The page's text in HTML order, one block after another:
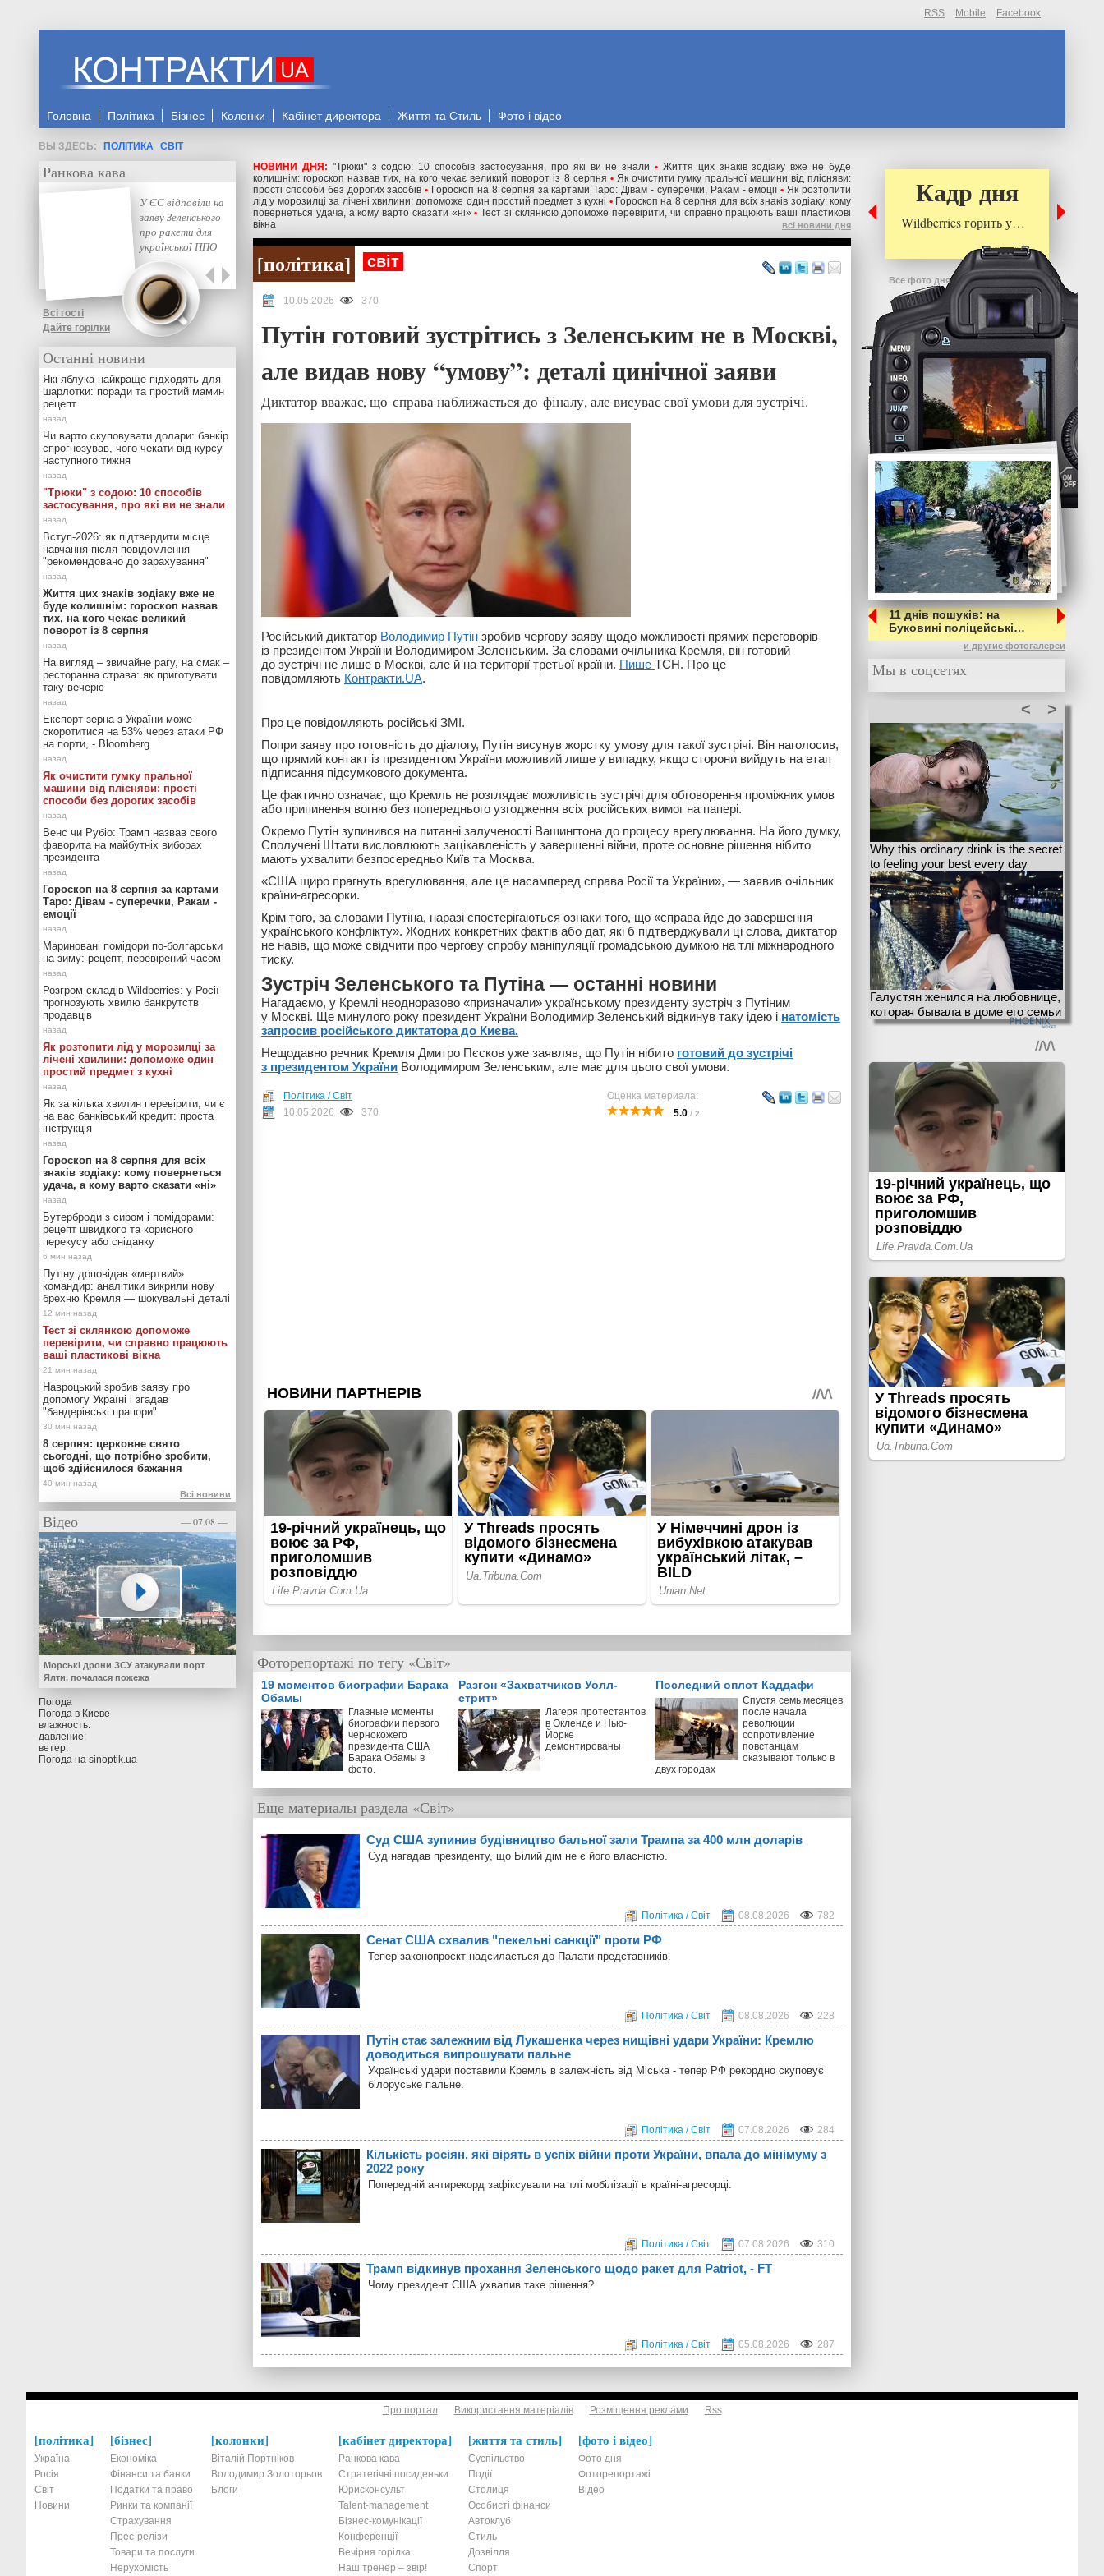
RSS Mobile Facebook
Головна Політика Бізнес Колонки Кабінет директора Життя та Стиль Фото і відео
ПОЛІТИКА СВІТ
НОВИНИ ДНЯ: "Трюки" з содою: 10 способів застосування, про які ви не знали • Життя цих знаків зодіаку вже не буде
колишнім: гороскоп назвав тих, на кого чекає великий поворот із 8 серпня • Як очистити гумку пральної машини від плісняви:
прості способи без дорогих засобів • Гороскоп на 8 серпня за картами Таро: Дівам - суперечки, Ракам - емоції • Як розтопити
лід у морозилці за лічені хвилини: допоможе один простий предмет з кухні • Гороскоп на 8 серпня для всіх знаків зодіаку: кому
повернеться удача, а кому варто сказати «ні» • Тест зі склянкою допоможе перевірити, чи справно працюють ваші пластикові
вікна
всі новини дня
політика світ
10.05.2026 370
Путін готовий зустрітись з Зеленським не в Москві,
але видав нову “умову”: деталі цинічної заяви
Диктатор вважає, що справа наближається до фіналу, але висуває свої умови для зустрічі.
Російський диктатор Володимир Путін зробив чергову заяву щодо можливості прямих переговорів
із президентом України Володимиром Зеленським. За словами очільника Кремля, він готовий
до зустрічі не лише в Москві, але й на території третьої країни. Пише ТСН. Про це
повідомляють Контракти.UA.
Про це повідомляють російські ЗМІ.
Попри заяву про готовність до діалогу, Путін висунув жорстку умову для такої зустрічі. Він наголосив,
що прямий контакт із президентом України можливий лише у випадку, якщо сторони вийдуть на етап
підписання підсумкового документа.
Це фактично означає, що Кремль не розглядає можливість зустрічі для обговорення проміжних умов
або припинення вогню без попереднього узгодження всіх російських вимог на папері.
Окремо Путін зупинився на питанні залученості Вашингтона до процесу врегулювання. На його думку,
Сполучені Штати висловлюють зацікавленість у завершенні війни, проте основне рішення нібито
мають ухвалити безпосередньо Київ та Москва.
«США щиро прагнуть врегулювання, але це насамперед справа Росії та України», — заявив очільник
країни-агресорки.
Крім того, за словами Путіна, наразі спостерігаються ознаки того, що «справа йде до завершення
українського конфлікту». Жодних конкретних фактів або дат, які б підтверджували ці слова, диктатор
не навів, що може свідчити про чергову спробу маніпуляції громадською думкою на тлі міжнародного
тиску.
Зустріч Зеленського та Путіна — останні новини
Нагадаємо, у Кремлі неодноразово «призначали» українському президенту зустріч з Путіним
у Москві. Ще минулого року президент України Володимир Зеленський відкинув таку ідею і натомість
запросив російського диктатора до Києва.
Нещодавно речник Кремля Дмитро Пєсков уже заявляв, що Путін нібито готовий до зустрічі
з президентом України Володимиром Зеленським, але має для цього свої умови.
Оценка материала:
5.0 / 2
Політика / Світ
10.05.2026
370
Фоторепортажі по тегу «Світ»
19 моментов биографии Барака
Обамы
Главные моменты
биографии первого
чернокожего
президента США
Барака Обамы в
фото.
Разгон «Захватчиков Уолл-
стрит»
Лагеря протестантов
в Окленде и Нью-
Йорке
демонтированы
Последний оплот Каддафи
Спустя семь месяцев
после начала
революции
сопротивление
повстанцам
оказывают только в
двух городах
Еще материалы раздела «Світ»
Суд США зупинив будівництво бальної зали Трампа за 400 млн доларів
Суд нагадав президенту, що Білий дім не є його власністю.
Політика / Світ 08.08.2026 782
Сенат США схвалив "пекельні санкції" проти РФ
Тепер законопроєкт надсилається до Палати представників.
Політика / Світ 08.08.2026 228
Путін стає залежним від Лукашенка через нищівні удари України: Кремлю
доводиться випрошувати пальне
Українські удари поставили Кремль в залежність від Міська - тепер РФ рекордно скуповує
білоруське пальне.
Політика / Світ 07.08.2026 284
Кількість росіян, які вірять в успіх війни проти України, впала до мінімуму з
2022 року
Попередній антирекорд зафіксували на тлі мобілізації в країні-агресорці.
Політика / Світ 07.08.2026 310
Трамп відкинув прохання Зеленського щодо ракет для Patriot, - FT
Чому президент США ухвалив таке рішення?
Політика / Світ 05.08.2026 287
Ранкова кава
У ЄС відповіли на
заяву Зеленського
про ракети для
української ППО
Всі гості
Дайте горілки
Останні новини
Які яблука найкраще підходять для
шарлотки: поради та простий мамин
рецепт
Чи варто скуповувати долари: банкір
спрогнозував, чого чекати від курсу
наступного тижня
"Трюки" з содою: 10 способів
застосування, про які ви не знали
Вступ-2026: як підтвердити місце
навчання після повідомлення
"рекомендовано до зарахування"
Життя цих знаків зодіаку вже не
буде колишнім: гороскоп назвав
тих, на кого чекає великий
поворот із 8 серпня
На вигляд – звичайне рагу, на смак –
ресторанна страва: як приготувати
таку вечерю
Експорт зерна з України може
скоротитися на 53% через атаки РФ
на порти, - Bloomberg
Як очистити гумку пральної
машини від плісняви: прості
способи без дорогих засобів
Венс чи Рубіо: Трамп назвав свого
фаворита на майбутніх виборах
президента
Гороскоп на 8 серпня за картами
Таро: Дівам - суперечки, Ракам -
емоції
Мариновані помідори по-болгарськи
на зиму: рецепт, перевірений часом
Розгром складів Wildberries: у Росії
прогнозують хвилю банкрутств
продавців
Як розтопити лід у морозилці за
лічені хвилини: допоможе один
простий предмет з кухні
Як за кілька хвилин перевірити, чи є
на вас банківський кредит: проста
інструкція
Гороскоп на 8 серпня для всіх
знаків зодіаку: кому повернеться
удача, а кому варто сказати «ні»
Бутерброди з сиром і помідорами:
рецепт швидкого та корисного
перекусу або сніданку
Путіну доповідав «мертвий»
командир: аналітики викрили нову
брехню Кремля — шокувальні деталі
Тест зі склянкою допоможе
перевірити, чи справно працюють
ваші пластикові вікна
Навроцький зробив заяву про
допомогу Україні і згадав
"бандерівські прапори"
8 серпня: церковне свято
сьогодні, що потрібно зробити,
щоб здійснилося бажання
Всі новини
Відео — 07.08 —
Морські дрони ЗСУ атакували порт
Ялти, почалася пожежа
Погода
Погода в Киеве
влажность:
давление:
ветер:
Погода на sinoptik.ua
Кадр дня
Wildberries горить у…
Все фото дня
11 днів пошуків: на
Буковині поліцейські…
и другие фотогалереи
Мы в соцсетях
>
<
Why this ordinary drink is the secret
to feeling your best every day
Галустян женился на любовнице,
которая бывала в доме его семьи
Про портал Використання матеріалів Розміщення реклами Rss
політика
Україна
Росія
Світ
Новини
бізнес
Економіка
Фінанси та банки
Податки та право
Ринки та компанії
Страхування
Прес-релізи
Товари та послуги
Нерухомість
колонки
Віталій Портніков
Володимир Золоторьов
Блоги
кабінет директора
Ранкова кава
Стратегічні посиденьки
Юрисконсульт
Talent-management
Бізнес-комунікації
Конференції
Вечірня горілка
Наш тренер – звір!
життя та стиль
Суспільство
Події
Столиця
Особисті фінанси
Автоклуб
Стиль
Дозвілля
Спорт
фото і відео
Фото дня
Фоторепортажі
Відео